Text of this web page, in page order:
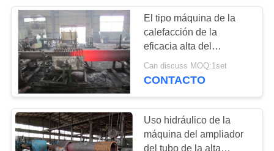
ÉNTRENOS
EN
CONTACTO
CON
NOTICIAS
Conexiones de los
tubos sin soldadura
El tipo máquina de la
calefacción de la
eficacia alta del
ampliador del tubo fácil
actúa en verde
Can discuss MOQ:1set
CONTACTO
Uso hidráulico de la
máquina del ampliador
del tubo de la alta